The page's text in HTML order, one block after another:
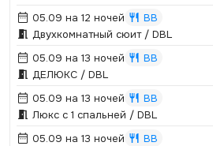
05.09 на 12 ночей
BB
Двухкомнатный сюит / DBL
05.09 на 13 ночей
BB
ДЕЛЮКС / DBL
05.09 на 13 ночей
BB
Люкс с 1 спальней / DBL
05.09 на 13 ночей
BB